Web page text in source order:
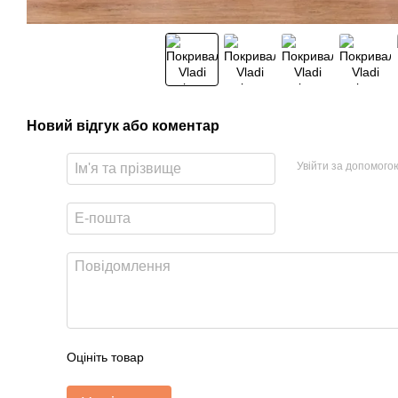
Новий відгук або коментар
Увійти за
Оцініть товар